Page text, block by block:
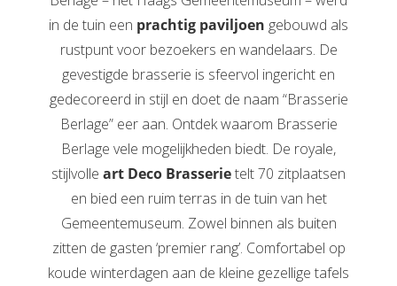
in de tuin een prachtig paviljoen gebouwd als
rustpunt voor bezoekers en wandelaars. De
gevestigde brasserie is sfeervol ingericht en
gedecoreerd in stijl en doet de naam “Brasserie
Berlage” eer aan. Ontdek waarom Brasserie
Berlage vele mogelijkheden biedt. De royale,
stijlvolle art Deco Brasserietelt 70 zitplaatsen
en bied een ruim terras in de tuin van het
Gemeentemuseum. Zowel binnen als buiten
zitten de gasten ‘premier rang’. Comfortabel op
koude winterdagen aan de kleine gezellige tafels